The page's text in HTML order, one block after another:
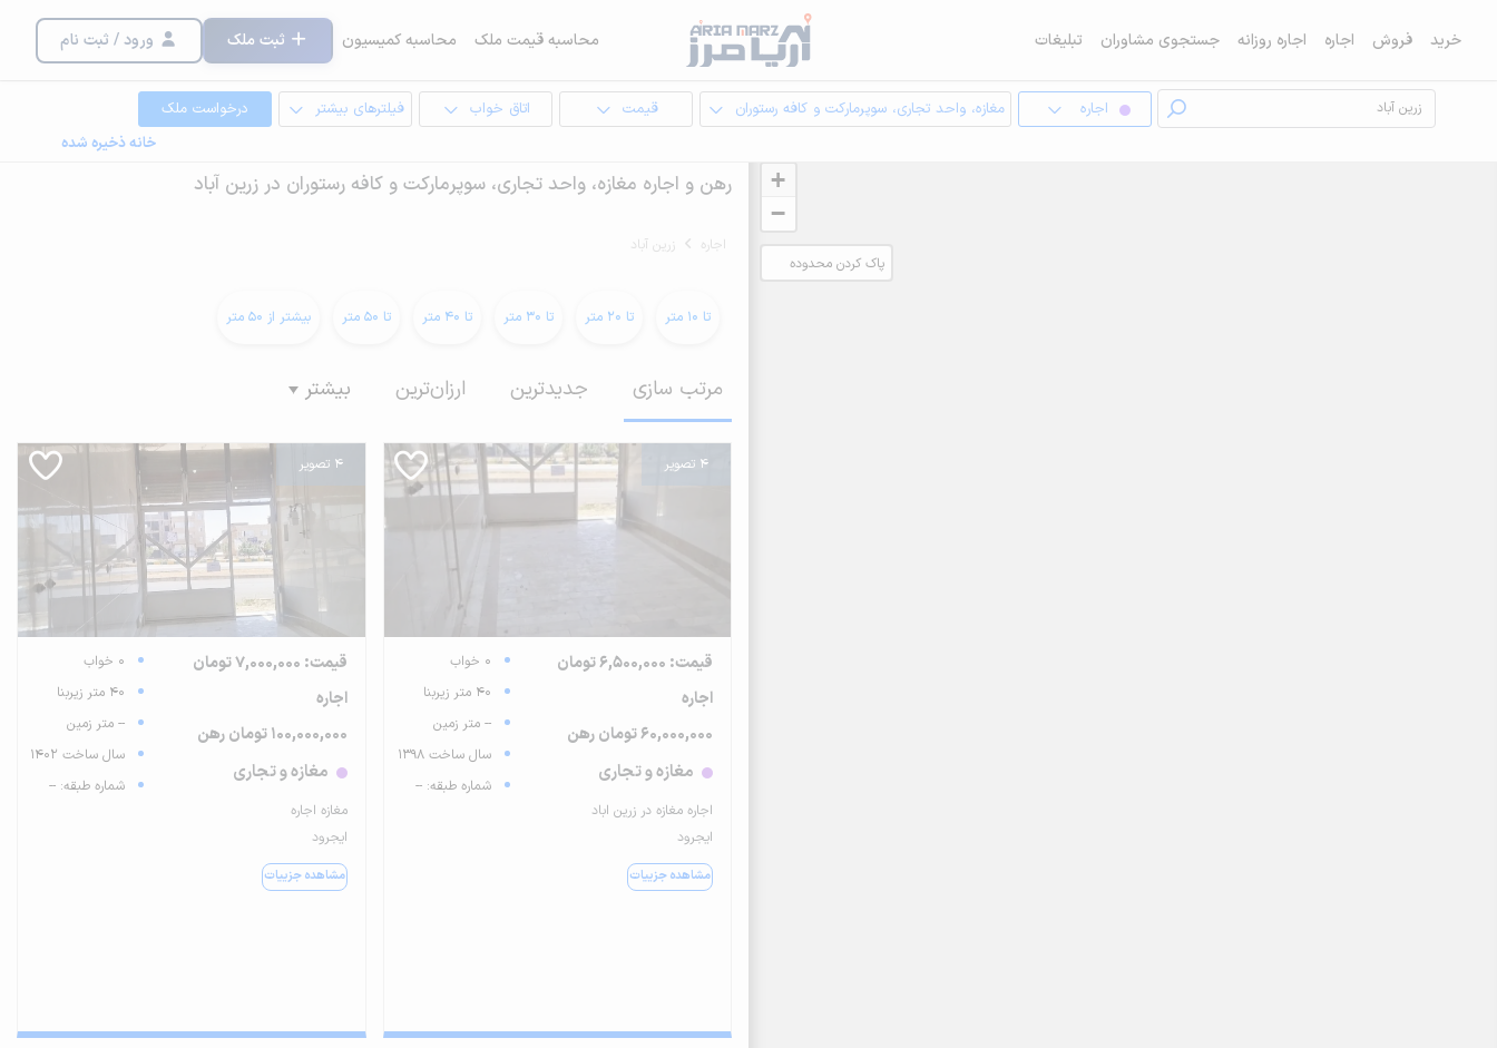
خرید فروش اجاره اجاره روزانه جستجوی مشاوران تبلیغات محاسبه قیمت ملک محاسبه کمیسیون ثبت ملک ورود / ثبت نام
اجاره مغازه، واحد تجاری، سوپرمارکت و کافه رستوران قیمت اتاق خواب فیلترهای بیشتر
درخواست ملک
خانه ذخیره شده
+
−
پاک کردن محدوده
رهن و اجاره مغازه، واحد تجاری، سوپرمارکت و کافه رستوران در زرین آباد
اجاره زرین آباد
تا 10 متر تا 20 متر تا 30 متر تا 40 متر تا 50 متر بیشتر از 50 متر
مرتب سازی جدیدترین ارزان‌ترین بیشتر
4 تصویر
قیمت: 6,500,000 تومان
اجاره
60,000,000 تومان رهن
مغازه و تجاری
اجاره مغازه در زرین اباد
ایجرود
مشاهده جزییات
0 خواب
40 متر زیربنا
-- متر زمین
سال ساخت 1398
شماره طبقه: --
4 تصویر
قیمت: 7,000,000 تومان
اجاره
100,000,000 تومان رهن
مغازه و تجاری
مغازه اجاره
ایجرود
مشاهده جزییات
0 خواب
40 متر زیربنا
-- متر زمین
سال ساخت 1402
شماره طبقه: --